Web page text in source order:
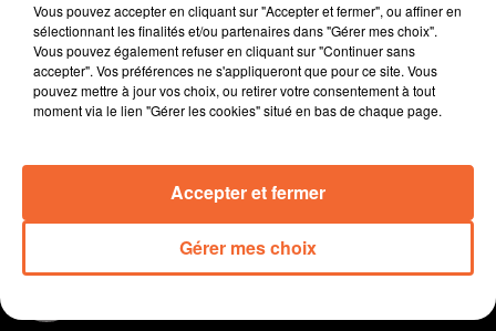
28 000 billets mis en vente, et déjà plus de 25 000 de
vendus : le festival de Poupet n’a jamais connu une
telle ouverture de billetterie hier ; de bon augure pour
l’édition 2023
Nationale 1: après une nouvelle défaite, l’entraineur
allemand Phillip Banguéman a décidé de jeter l’éponge
Vous pouvez accepter en cliquant sur "Accepter et fermer", ou affiner en
sélectionnant les finalités et/ou partenaires dans "Gérer mes choix".
Vous pouvez également refuser en cliquant sur "Continuer sans
accepter". Vos préférences ne s'appliqueront que pour ce site. Vous
pouvez mettre à jour vos choix, ou retirer votre consentement à tout
moment via le lien "Gérer les cookies" situé en bas de chaque page.
Gérer mes choix
Accepter et fermer